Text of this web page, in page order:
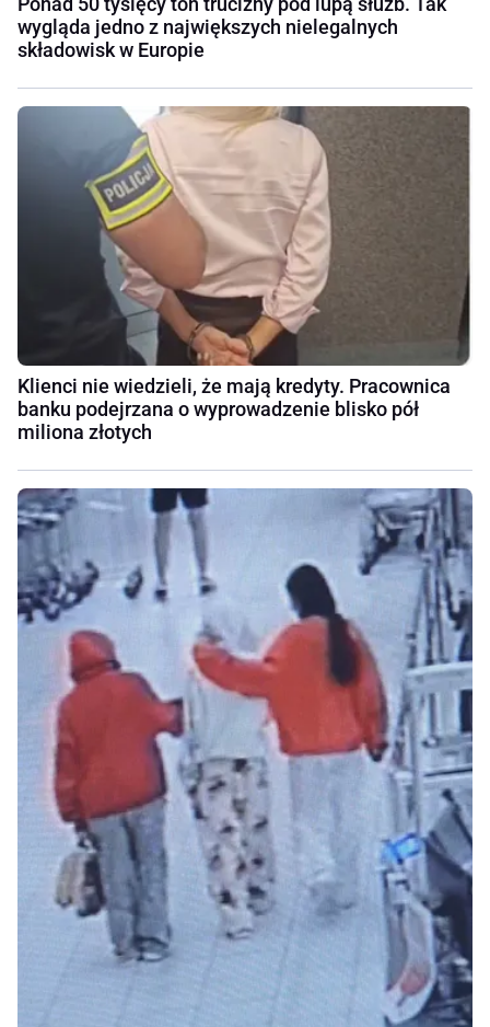
wygląda jedno z największych nielegalnych
składowisk w Europie
Klienci nie wiedzieli, że mają kredyty. Pracownica
banku podejrzana o wyprowadzenie blisko pół
miliona złotych